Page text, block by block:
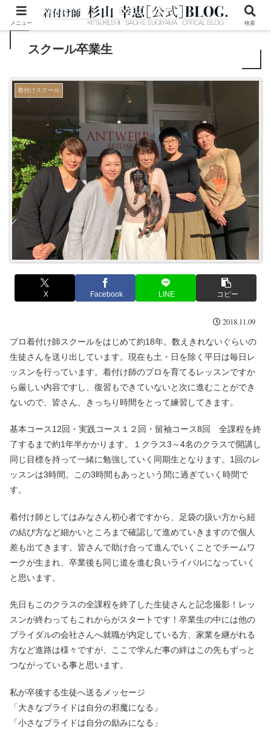
スクール卒業生
着付けスクール
X Facebook LINE コピー
2018.11.09
プロ着付け師スクールをはじめて約18年。数えきれないぐらいの
生徒さんを送り出しています。現在も土・日を除く平日は毎日レ
ッスンを行っています。着付け師のプロを育てるレッスンですか
ら厳しい内容ですし、復習もできていないと次に進むことができ
ないので、皆さん、きっちり時間をとって練習してきます。
基本コース12回・実践コース１２回・留袖コース8回 全課程を終
了するまで約1年半かかります。１クラス3 ～4名のクラスで開講し
同じ目標を持って一緒に勉強していく同期生となります。 1 回のレ
ッスンは3時間。この3時間もあっという間に過ぎていく時間で
す。
着付け師としてはみなさん初心者ですから、足袋の扱い方から紐
の結び方など細かいところまで確認して進めていきますので個人
差も出てきます。皆さんで助け合って進んでいくことでチームワ
ークが生まれ、卒業後も同じ道を進む良いライバルになっていく
と思います。
先日もこのクラスの全課程を終了した生徒さんと記念撮影！レッ
スンが終わってもこれからがスタートです！卒業生の中には他の
ブライダルの会社さんへ就職が内定している方、家業を継がれる
方など進路は様々ですが、ここで学んだ事の絆はこの先もずっと
つながっている事と思います。
私が卒後する生徒へ送るメッセージ
「大きなプライドは自分の邪魔になる」
「小さなプライドは自分の励みになる」
メニュー 検索